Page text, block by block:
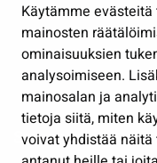
Käytämme
mainosten
ominaisuuksien
analysoimiseen.
mainosalan ja
tietoja siitä, miten
voivat yhdistää
Työ ja yrittäminen
Osallistu ja asioi
Näytä omat
Seuraa meitä